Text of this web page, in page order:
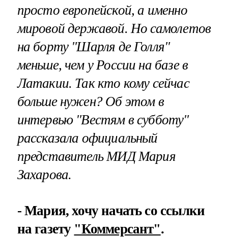
просто европейской, а именно
мировой державой. Но самолетов
на борту "Шарля де Голля"
меньше, чем у России на базе в
Латакии. Так кто кому сейчас
больше нужен? Об этом в
интервью "Вестям в субботу"
рассказала официальный
представитель МИД Мария
Захарова.
- Мария, хочу начать со ссылки
на газету "Коммерсант".